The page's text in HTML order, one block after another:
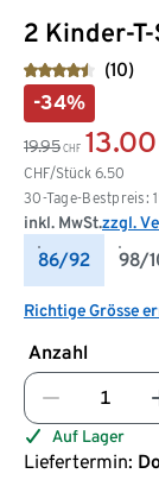
2 Kinder-
(10)
-34%
19.95 CHF 13.00
CHF/Stück 6.50
30-Tage-Bestpreis:
inkl. MwSt.zzgl.
86/92 98/
Richtige Grösse
Anzahl
Auf Lager
Liefertermin: